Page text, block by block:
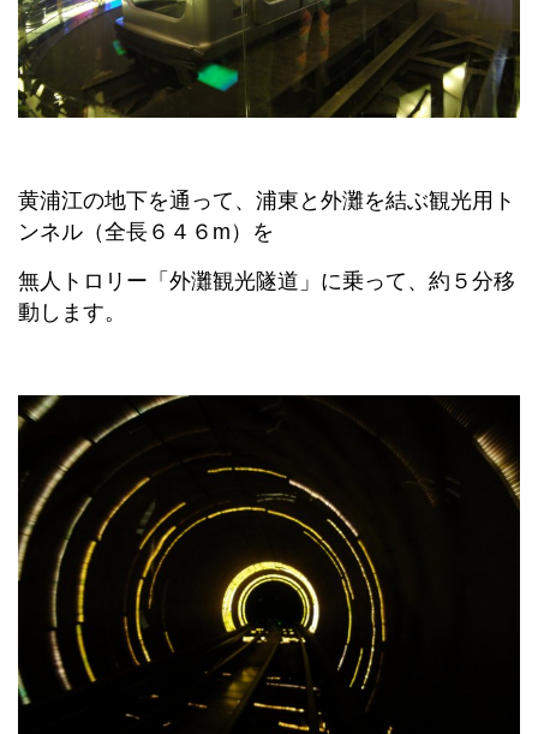
黄浦江の地下を通って、浦東と外灘を結ぶ観光用ト
ンネル（全長６４６m）を
無人トロリー「外灘観光隧道」に乗って、約５分移
動します。